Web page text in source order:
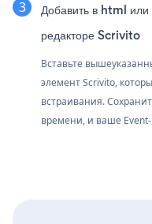
Добавить в html или
редакторе Scrivito
Вставьте
элемент Scrivito,
встраивания.
времени, и ваше